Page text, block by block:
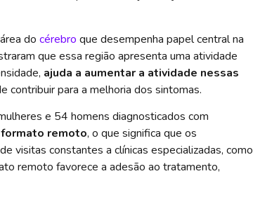
do cérebro que desempenha papel central na
que essa região apresenta uma atividade
ajuda a aumentar a atividade nessas
contribuir para a melhoria dos sintomas.
e 54 homens diagnosticados com
formato remoto, o que significa que os
visitas constantes a clínicas especializadas, como
remoto favorece a adesão ao tratamento,